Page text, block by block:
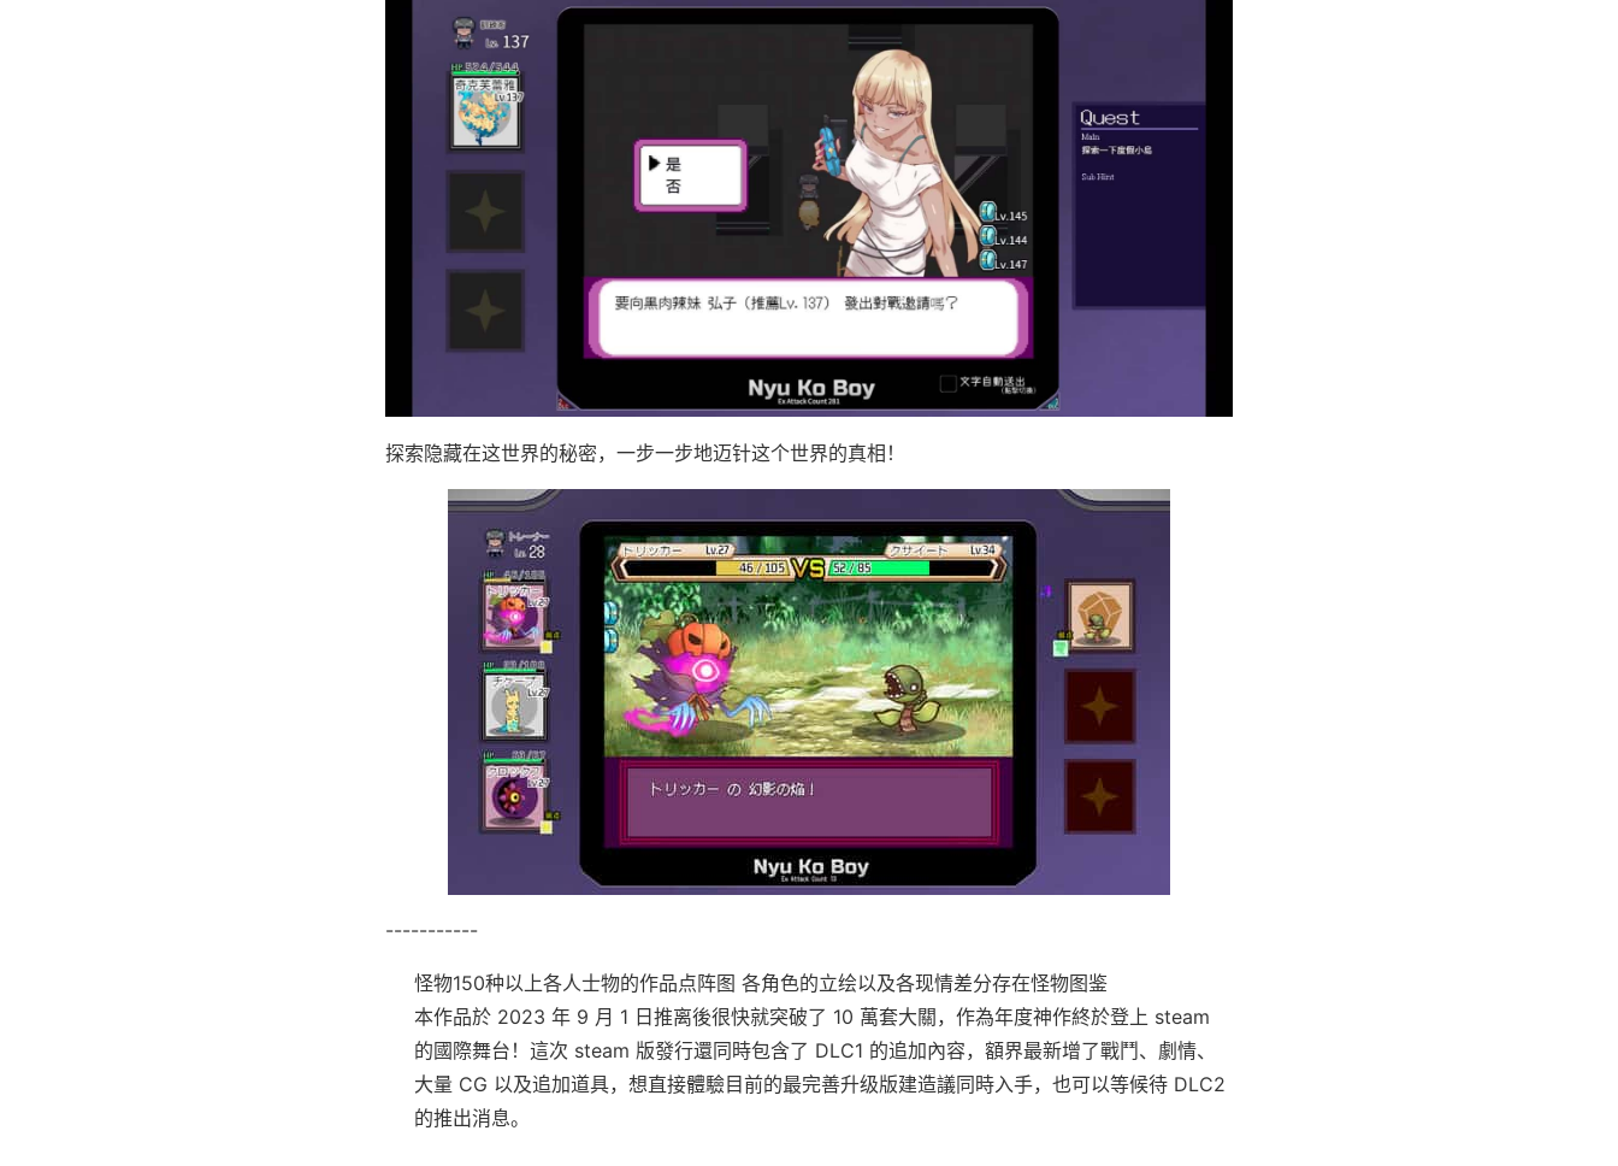
探索隐藏在这世界的秘密，一步一步地迈针这个世界的真相！
-----------
怪物150种以上各人士物的作品点阵图 各角色的立绘以及各现情差分存在怪物图鉴
本作品於 2023 年 9 月 1 日推离後很快就突破了 10 萬套大關，作為年度神作終於登上 steam
的國際舞台！這次 steam 版發行還同時包含了 DLC1 的追加內容，額界最新增了戰鬥、劇情、
大量 CG 以及追加道具，想直接體驗目前的最完善升级版建造議同時入手，也可以等候待 DLC2
的推出消息。